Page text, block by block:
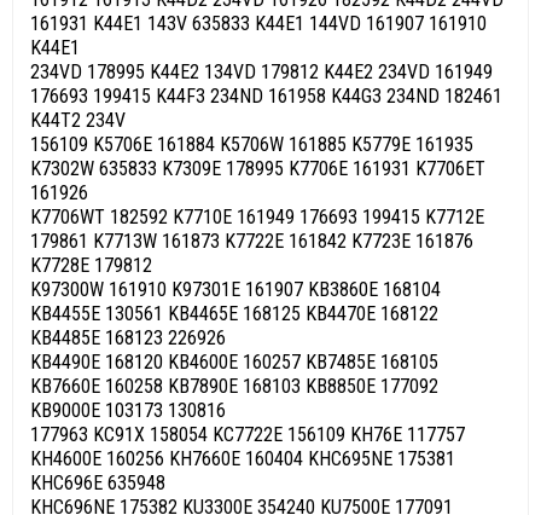
161931 K44E1 143V 635833 K44E1 144VD 161907 161910
K44E1
234VD 178995 K44E2 134VD 179812 K44E2 234VD 161949
176693 199415 K44F3 234ND 161958 K44G3 234ND 182461
K44T2 234V
156109 K5706E 161884 K5706W 161885 K5779E 161935
K7302W 635833 K7309E 178995 K7706E 161931 K7706ET
161926
K7706WT 182592 K7710E 161949 176693 199415 K7712E
179861 K7713W 161873 K7722E 161842 K7723E 161876
K7728E 179812
K97300W 161910 K97301E 161907 KB3860E 168104
KB4455E 130561 KB4465E 168125 KB4470E 168122
KB4485E 168123 226926
KB4490E 168120 KB4600E 160257 KB7485E 168105
KB7660E 160258 KB7890E 168103 KB8850E 177092
KB9000E 103173 130816
177963 KC91X 158054 KC7722E 156109 KH76E 117757
KH4600E 160256 KH7660E 160404 KHC695NE 175381
KHC696E 635948
KHC696NE 175382 KU3300E 354240 KU7500E 177091